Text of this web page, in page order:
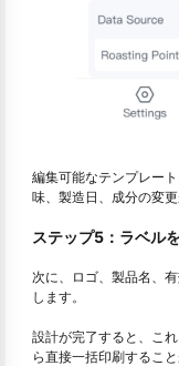
編集可能なテンプレー
味、製造日、成分の変更
ステップ5：ラベル
次に、ロゴ、製品名、
します。
設計が完了すると、こ
ら直接一括印刷するこ